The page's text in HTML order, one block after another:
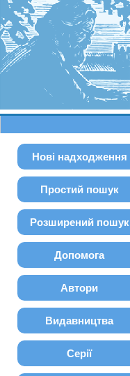
Нові надходження
Простий пошук
Розширений пошук
Допомога
Автори
Видавництва
Серії